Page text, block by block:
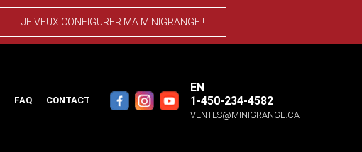
JE VEUX CONFIGURER MA MINIGRANGE !
FAQ CONTACT
EN
1-450-234-4582
VENTES@MINIGRANGE.CA